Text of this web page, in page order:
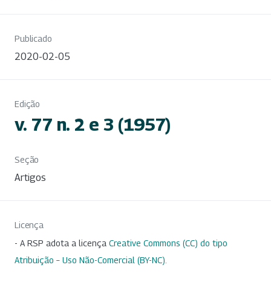
Publicado
2020-02-05
Edição
v. 77 n. 2 e 3 (1957)
Seção
Artigos
Licença
- A RSP adota a licença Creative Commons (CC) do tipo
Atribuição – Uso Não-Comercial (BY-NC)